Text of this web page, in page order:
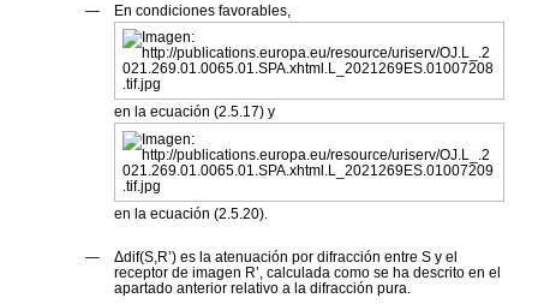
— En condiciones favorables,
en la ecuación (2.5.17) y
en la ecuación (2.5.20).
— Δdif(S,R’)es la atenuación por difracción entre Sy el
receptor de imagen R’ , calculada como se ha descrito en el
apartado anterior relativo a la difracción pura.